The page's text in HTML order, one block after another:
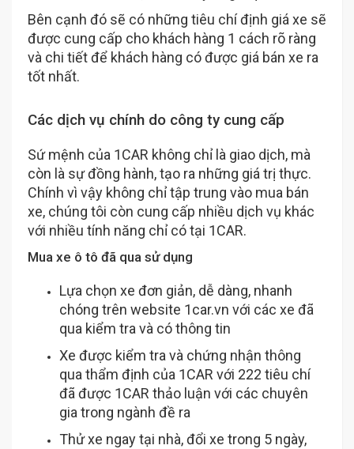
Bên cạnh đó sẽ có những tiêu chí định giá xe sẽ
được cung cấp cho khách hàng 1 cách rõ ràng
và chi tiết để khách hàng có được giá bán xe ra
tốt nhất.
Các dịch vụ chính do công ty cung cấp
Sứ mệnh của 1CAR không chỉ là giao dịch, mà
còn là sự đồng hành, tạo ra những giá trị thực.
Chính vì vậy không chỉ tập trung vào mua bán
xe, chúng tôi còn cung cấp nhiều dịch vụ khác
với nhiều tính năng chỉ có tại 1CAR.
Mua xe ô tô đã qua sử dụng
Lựa chọn xe đơn giản, dễ dàng, nhanh
chóng trên website 1car.vn với các xe đã
qua kiểm tra và có thông tin
Xe được kiểm tra và chứng nhận thông
qua thẩm định của 1CAR với 222 tiêu chí
đã được 1CAR thảo luận với các chuyên
gia trong ngành đề ra
Thử xe ngay tại nhà, đổi xe trong 5 ngày,